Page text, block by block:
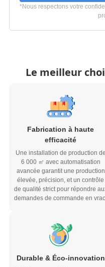
*Nous respectons votre
Le meilleur
Fabrication à haute
efficacité
Une installation de production de
6 000 ㎡ avec automatisation
avancée garantit une production
élevée, précision, et un contrôle
de qualité strict pour répondre
demandes de commande en
Durable & Éco-innovation